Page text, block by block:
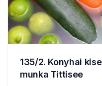
135/2. Konyhai
munka Tittisee